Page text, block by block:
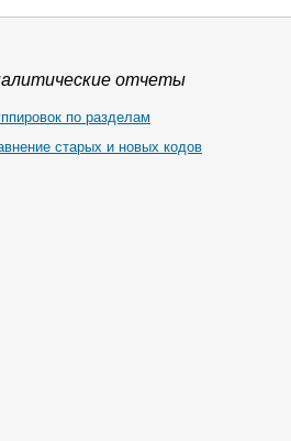
отчеты
по разделам
старых и новых кодов